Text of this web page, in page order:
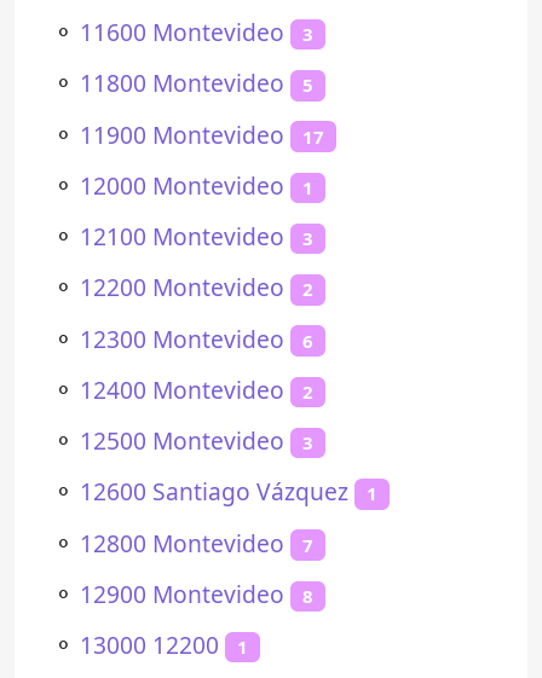
⚬ 11600 Montevideo 3
⚬ 11800 Montevideo 5
⚬ 11900 Montevideo 17
⚬ 12000 Montevideo 1
⚬ 12100 Montevideo 3
⚬ 12200 Montevideo 2
⚬ 12300 Montevideo 6
⚬ 12400 Montevideo 2
⚬ 12500 Montevideo 3
⚬ 12600 Santiago Vázquez 1
⚬ 12800 Montevideo 7
⚬ 12900 Montevideo 8
⚬ 13000 12200 1